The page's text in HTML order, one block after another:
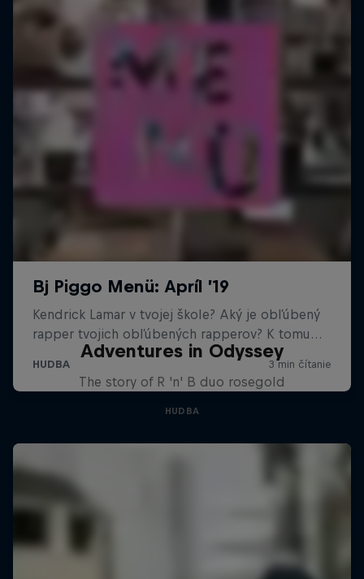
Adventures in Odyssey
The story of R 'n' B duo rosegold
HUDBA